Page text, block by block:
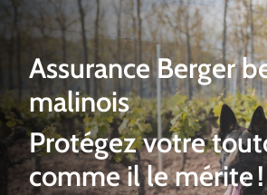
Assurance Berger
malinois
Protégez votre
comme il le mérite !